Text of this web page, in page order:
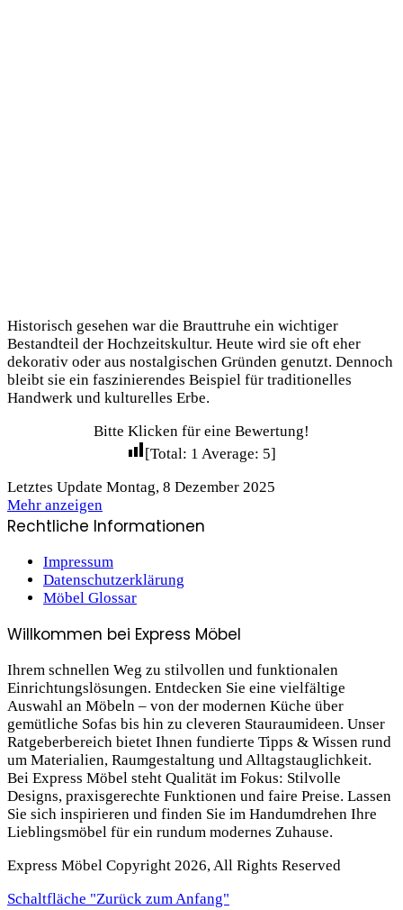
Historisch gesehen war die Brauttruhe ein wichtiger
Bestandteil der Hochzeitskultur. Heute wird sie oft eher
dekorativ oder aus nostalgischen Gründen genutzt. Dennoch
bleibt sie ein faszinierendes Beispiel für traditionelles
Handwerk und kulturelles Erbe.
Bitte Klicken für eine Bewertung!
[Total: 1 Average: 5]
Letztes Update Montag, 8 Dezember 2025
Mehr anzeigen
Rechtliche Informationen
Impressum
Datenschutzerklärung
Möbel Glossar
Willkommen bei Express Möbel
Ihrem schnellen Weg zu stilvollen und funktionalen
Einrichtungslösungen. Entdecken Sie eine vielfältige
Auswahl an Möbeln – von der modernen Küche über
gemütliche Sofas bis hin zu cleveren Stauraum­ideen. Unser
Ratgeberbereich bietet Ihnen fundierte Tipps & Wissen rund
um Materialien, Raumgestaltung und Alltagstauglichkeit.
Bei Express Möbel steht Qualität im Fokus: Stilvolle
Designs, praxis­gerechte Funktionen und faire Preise. Lassen
Sie sich inspirieren und finden Sie im Handumdrehen Ihre
Lieblings­möbel für ein rundum modernes Zuhause.
Express Möbel Copyright 2026, All Rights Reserved
Schaltfläche "Zurück zum Anfang"